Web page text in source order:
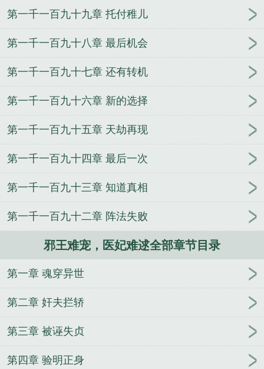
难宠医妃难逑听书
邪王难宠
邪
王溺宠逆天医妃全文 邪王溺宠医妃 穿越
医妃狠角
色邪王爆宠
邪王宠妻医妃不好惹
邪王难宠医妃难撩
有声免费听
邪王溺宠医妃霍明珠
天价妈咪：总裁爹
溺：隐婚总裁是妻奴
无敌双宝：傲娇妈咪超给力
祖
市风云
炼尽乾坤 重生王爷：溺宠贪财小王妃
梅府
都市
之最强败家神豪 本尊夫人有点狂
商运红
途
霸道总裁宠上天 史上最强女婿
第一千一百九十九章 托付稚儿
第一千一百九十八章 最后机会
第一千一百九十七章 还有转机
第一千一百九十六章 新的选择
第一千一百九十五章 天劫再现
第一千一百九十四章 最后一次
第一千一百九十三章 知道真相
第一千一百九十二章 阵法失败
邪王难宠，医妃难逑全部章节目录
第一章 魂穿异世
第二章 奸夫拦轿
第三章 被诬失贞
第四章 验明正身